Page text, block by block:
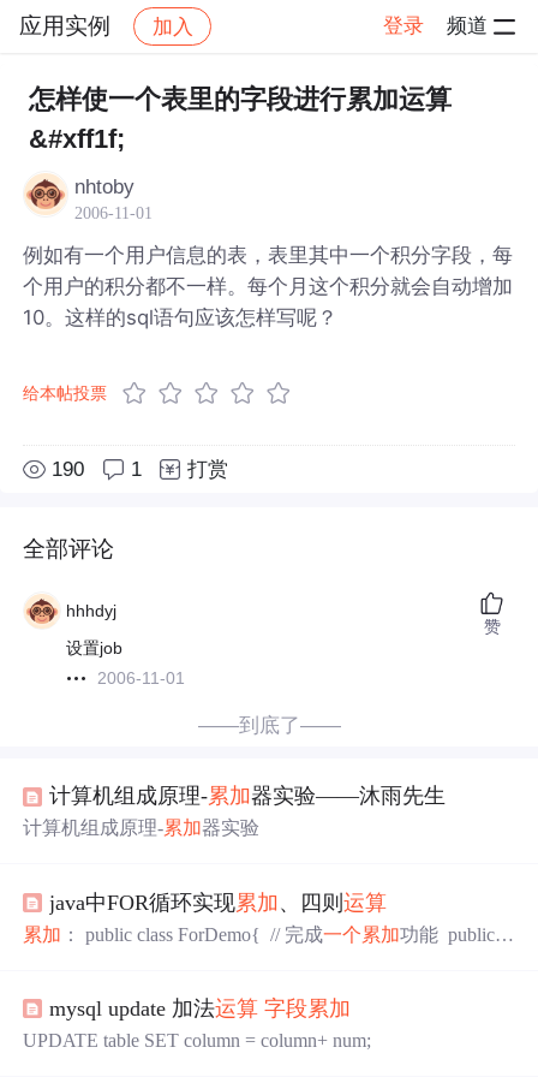
应用实例 加入 登录 频道
社区 应用实例 帖子详情
怎样使一个表里的字段进行累加运算
&#xff1f;
nhtoby
2006-11-01
例如有一个用户信息的表，表里其中一个积分字段，每
个用户的积分都不一样。每个月这个积分就会自动增加
10。这样的sql语句应该怎样写呢？
给本帖投票
190 1 打赏
全部评论
hhhdyj
设置job
2006-11-01
赞
——到底了——
计算机组成原理-累加器实验——沐雨先生
计算机组成原理-累加器实验
java中FOR循环实现累加 、四则运算
累加 ： public class ForDemo{ // 完成一个累加功能 public st
加 的结果为：" + sum) ;
mysql update 加法运算 字段累加
UPDATE table SET column = column+ num;